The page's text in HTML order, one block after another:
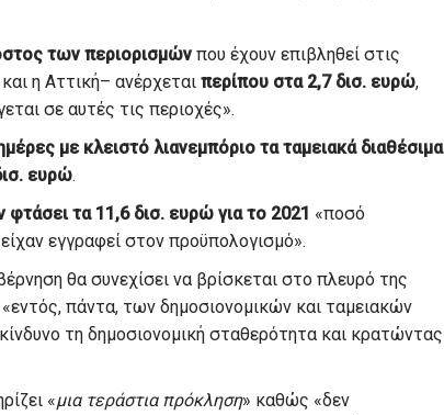
των περιορισμών που έχουν επιβληθεί στις
η Αττική– ανέρχεται περίπου στα 2,7 δισ. ευρώ,
σε αυτές τις περιοχές».
με κλειστό λιανεμπόριο τα ταμειακά διαθέσιμα
ευρώ.
φτάσει τα 11,6 δισ. ευρώ για το 2021 «ποσό
εγγραφεί στον προϋπολογισμό».
θα συνεχίσει να βρίσκεται στο πλευρό της
«εντός, πάντα, των δημοσιονομικών και ταμειακών
τη δημοσιονομική σταθερότητα και κρατώντας
«μια τεράστια πρόκληση» καθώς «δεν